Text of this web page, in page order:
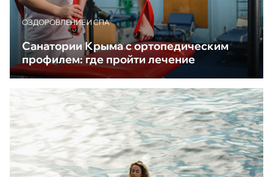
ОЗДОРОВЛЕНИЕ И СПА
Санатории Крыма с ортопедическим
профилем: где пройти лечение